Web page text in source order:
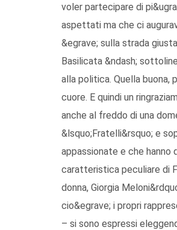
voler partecipare di
aspettati ma che ci
&egrave; sulla strada
Basilicata &ndash;
alla politica. Quella
cuore. E quindi un
anche al freddo di una
&lsquo;Fratelli&rsquo; e
appassionate e che hanno
caratteristica peculiare di
donna, Giorgia
cio&egrave; i propri
– si sono espressi